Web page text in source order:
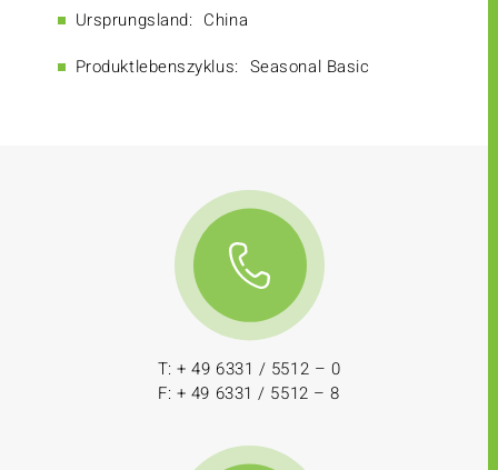
Ursprungsland: China
Produktlebenszyklus: Seasonal Basic
T: + 49 6331 / 5512 – 0
F: + 49 6331 / 5512 – 8